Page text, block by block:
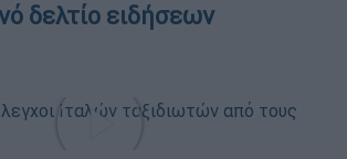
δελτίο ειδήσεων